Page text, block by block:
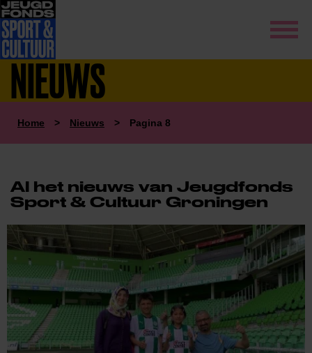
NIEUWS
Home > Nieuws > Pagina 8
Al het nieuws van Jeugdfonds
Sport & Cultuur Groningen